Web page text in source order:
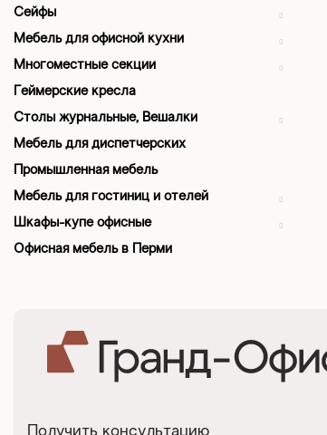
Сейфы
Мебель для офисной кухни
Многоместные секции
Геймерские кресла
Столы журнальные, Вешалки
Мебель для диспетчерских
Промышленная мебель
Мебель для гостиниц и отелей
Шкафы-купе офисные
Офисная мебель в Перми
Получить консультацию